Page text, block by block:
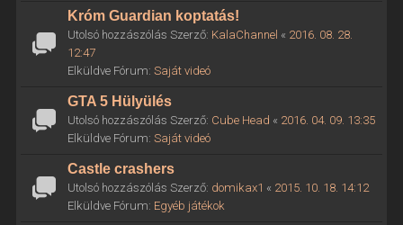
Króm Guardian koptatás!
Utolsó hozzászólás Szerző: KalaChannel « 2016. 08. 28.
12:47
Elküldve Fórum: Saját videó
GTA 5 Hülyülés
Utolsó hozzászólás Szerző: Cube Head « 2016. 04. 09. 13:35
Elküldve Fórum: Saját videó
Castle crashers
Utolsó hozzászólás Szerző: domikax1 « 2015. 10. 18. 14:12
Elküldve Fórum: Egyéb játékok